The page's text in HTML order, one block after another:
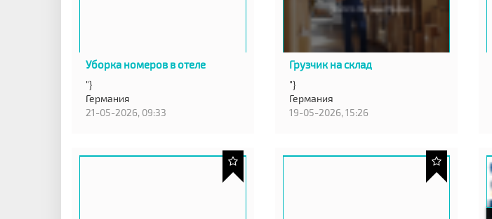
Уборка номеров в отеле
"}
Германия
21-05-2026, 09:33
Грузчик на склад
"}
Германия
19-05-2026, 15:26